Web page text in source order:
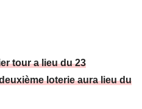
tour a lieu du 23
loterie aura lieu du